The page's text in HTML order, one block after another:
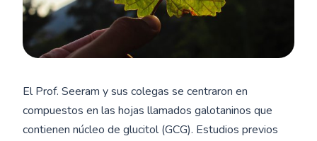
El Prof. Seeram y sus colegas se centraron en
compuestos en las hojas llamados galotaninos que
contienen núcleo de glucitol (GCG). Estudios previos